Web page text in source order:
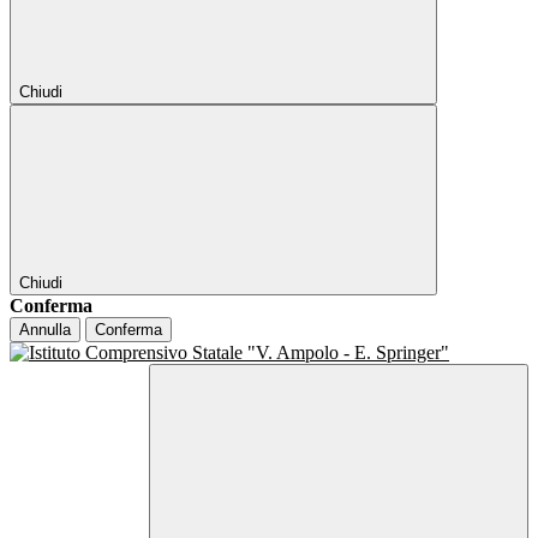
Chiudi
Chiudi
Conferma
Annulla Conferma